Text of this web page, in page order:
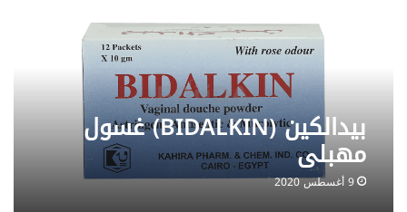
بيدالكين (BIDALKIN) غسول
مهبلي
9 أغسطس 2020